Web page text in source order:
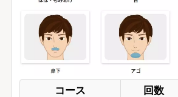
コース 回数